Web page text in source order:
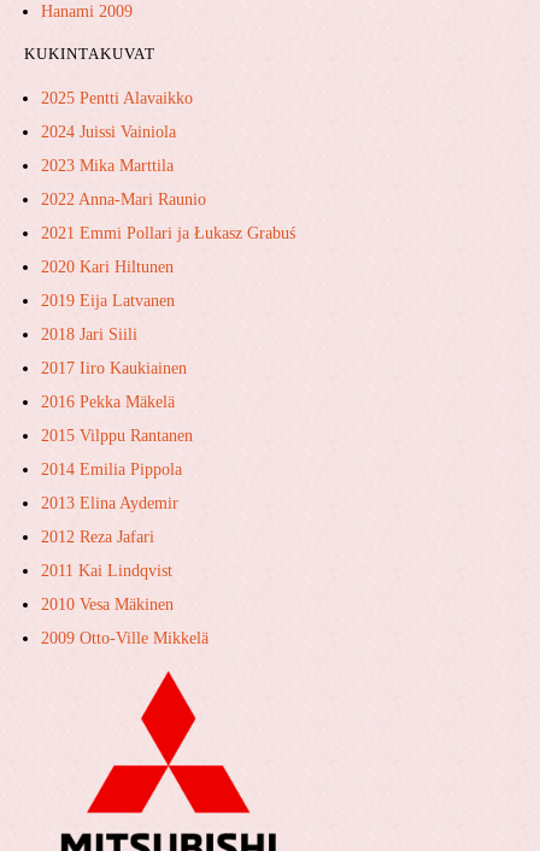
Hanami 2009
KUKINTAKUVAT
2025 Pentti Alavaikko
2024 Juissi Vainiola
2023 Mika Marttila
2022 Anna-Mari Raunio
2021 Emmi Pollari ja ​Łukasz ​Grabuś
2020 Kari Hiltunen
2019 Eija Latvanen
2018 Jari Siili
2017 Iiro Kaukiainen
2016 Pekka Mäkelä
2015 Vilppu Rantanen
2014 Emilia Pippola
2013 Elina Aydemir
2012 Reza Jafari
2011 Kai Lindqvist
2010 Vesa Mäkinen
2009 Otto-Ville Mikkelä